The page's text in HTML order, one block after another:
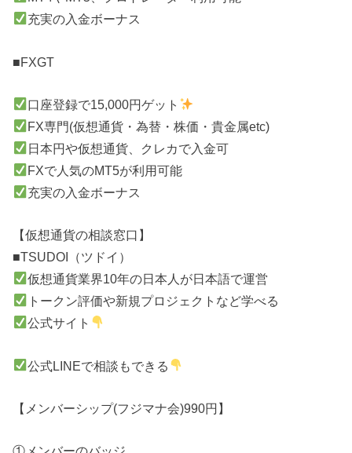
充実の入金ボーナス
■FXGT
口座登録で15,000円ゲット
FX専門(仮想通貨・為替・株価・貴金属etc)
日本円や仮想通貨、クレカで入金可
FXで人気のMT5が利用可能
充実の入金ボーナス
【仮想通貨の相談窓口】
■TSUDOI（ツドイ）
仮想通貨業界10年の日本人が日本語で運営
トークン評価や新規プロジェクトなど学べる
公式サイト
公式LINEで相談もできる
【メンバーシップ(フジマナ会)990円】